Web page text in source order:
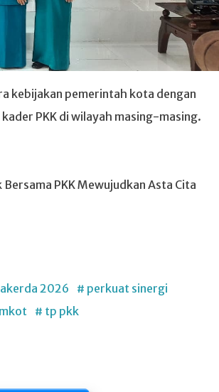
kebijakan pemerintah kota dengan
PKK di wilayah masing-masing.
PKK Mewujudkan Asta Cita
2026
# perkuat sinergi
# tp pkk